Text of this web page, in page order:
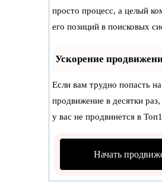
просто процесс, а целый
его позиций в поисковых
Ускорение
Если вам трудно попасть
продвижение в десятки
у вас не продвинется в
Начать